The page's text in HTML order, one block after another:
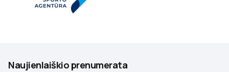
Naujienlaiškio prenumerata